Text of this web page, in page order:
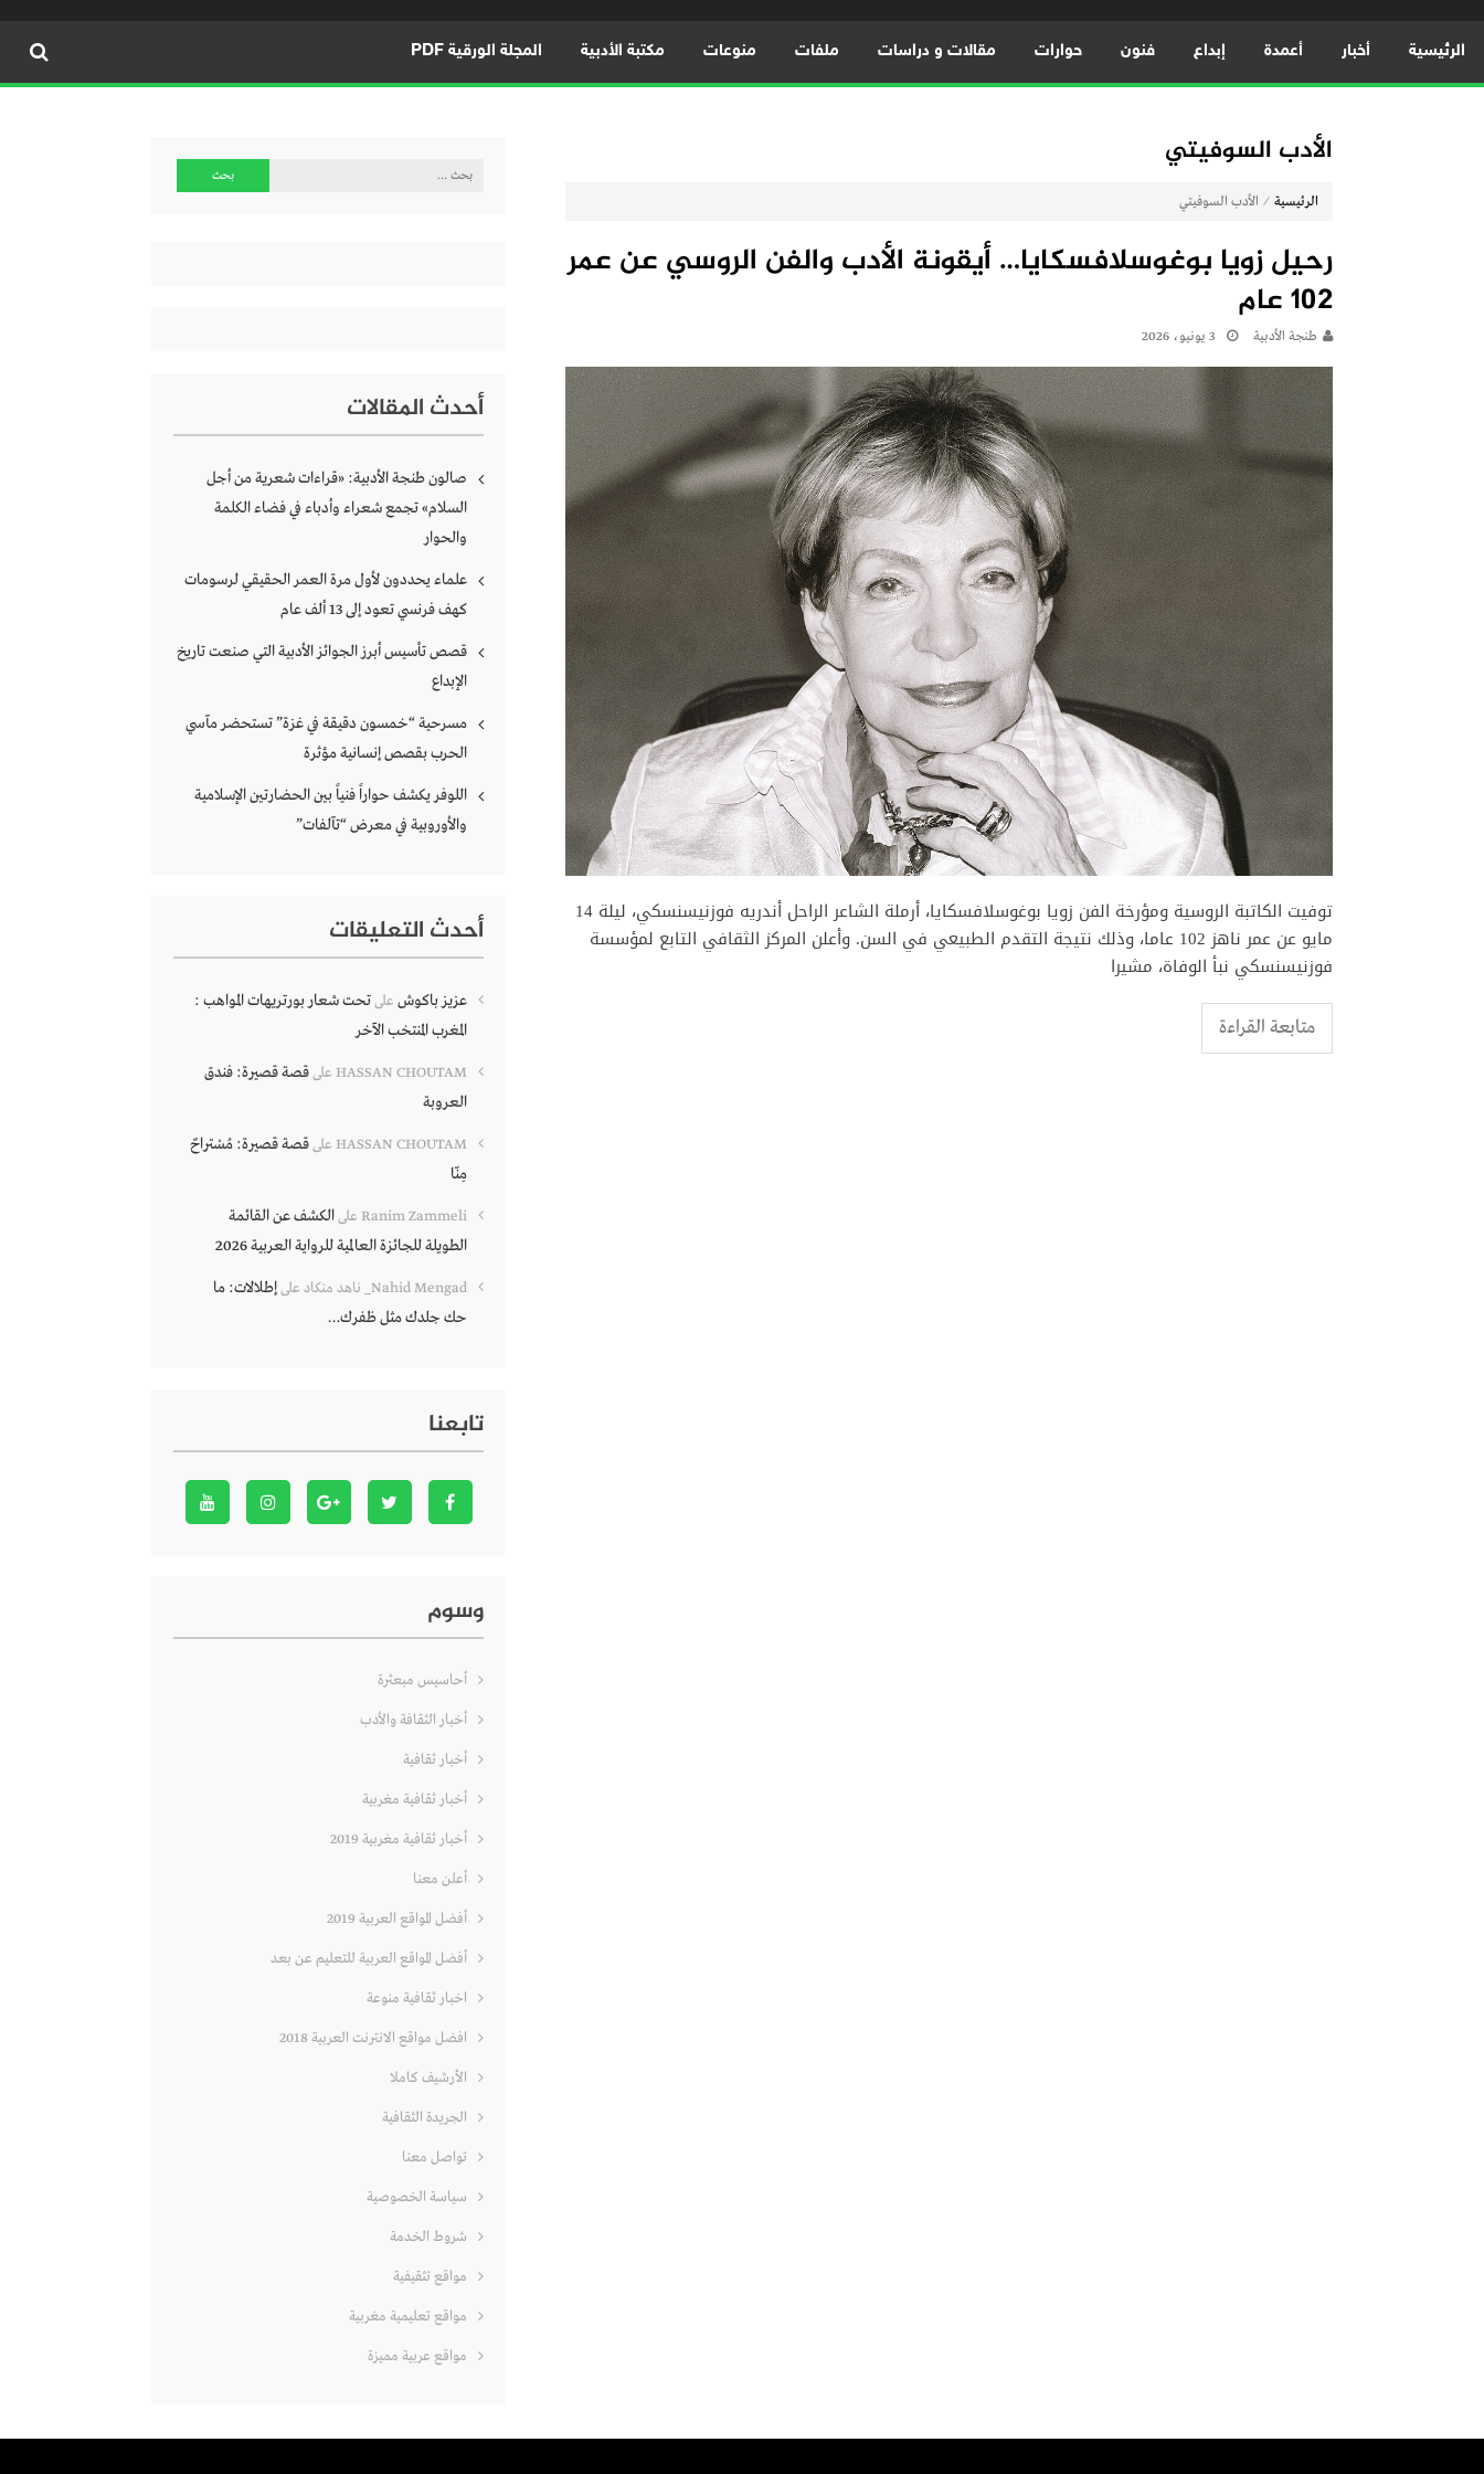
الرئيسية أخبار أعمدة إبداع فنون حوارات مقالات و دراسات ملفات منوعات مكتبة الأدبية المجلة الورقية PDF
الأدب السوفيتي
الرئيسية ⁄ الأدب السوفيتي
رحيل زويا بوغوسلافسكايا… أيقونة الأدب والفن الروسي عن عمر
102 عام
طنجة الأدبية 3 يونيو، 2026
توفيت الكاتبة الروسية ومؤرخة الفن زويا بوغوسلافسكايا، أرملة الشاعر الراحل أندريه فوزنيسنسكي، ليلة 14
مايو عن عمر ناهز 102 عاما، وذلك نتيجة التقدم الطبيعي في السن. وأعلن المركز الثقافي التابع لمؤسسة
فوزنيسنسكي نبأ الوفاة، مشيرا
متابعة القراءة
البحث
أحدث المقالات
صالون طنجة الأدبية: «قراءات شعرية من أجل
السلام» تجمع شعراء وأدباء في فضاء الكلمة
والحوار
علماء يحددون لأول مرة العمر الحقيقي لرسومات
كهف فرنسي تعود إلى 13 ألف عام
قصص تأسيس أبرز الجوائز الأدبية التي صنعت تاريخ
الإبداع
مسرحية “خمسون دقيقة في غزة” تستحضر مآسي
الحرب بقصص إنسانية مؤثرة
اللوفر يكشف حواراً فنياً بين الحضارتين الإسلامية
والأوروبية في معرض “تآلفات”
أحدث التعليقات
عزيز باكوش علىتحت شعار بورتريهات المواهب :
المغرب المنتخب الآخر
HASSAN CHOUTAM علىقصة قصيرة: فندق
العروبة
HASSAN CHOUTAM علىقصة قصيرة: مُسْتراحٌ
مِنّا
Ranim Zammeli علىالكشف عن القائمة
الطويلة للجائزة العالمية للرواية العربية 2026
Nahid Mengad_ ناهد منكاد علىإطلالات: ما
حك جلدك مثل ظفرك…
تابعنا
وسوم
أحاسيس مبعثرة
أخبار الثقافة والأدب
أخبار ثقافية
أخبار ثقافية مغربية
أخبار ثقافية مغربية 2019
أعلن معنا
أفضل المواقع العربية 2019
أفضل المواقع العربية للتعليم عن بعد
اخبار ثقافية منوعة
افضل مواقع الانترنت العربية 2018
الأرشيف كاملا
الجريدة الثقافية
تواصل معنا
سياسة الخصوصية
شروط الخدمة
مواقع تثقيفية
مواقع تعليمية مغربية
مواقع عربية مميزة